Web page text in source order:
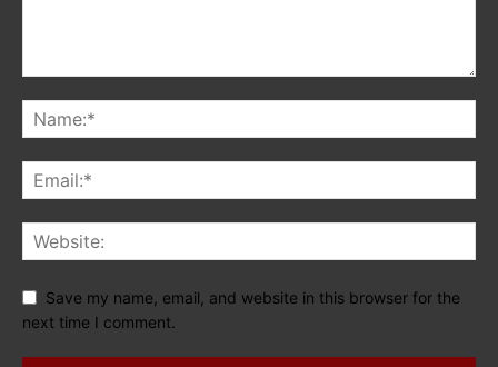
Save my name, email, and website in this browser for the
next time I comment.